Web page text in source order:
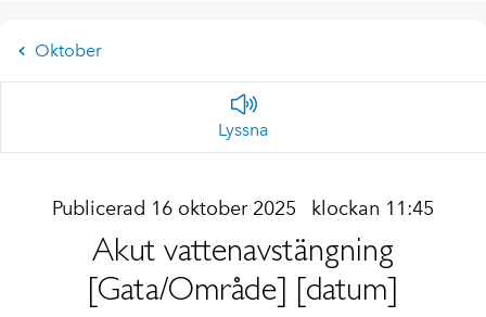
Oktober
Lyssna
Publicerad 16 oktober 2025 klockan 11:45
Akut vattenavstängning
[Gata/Område] [datum]